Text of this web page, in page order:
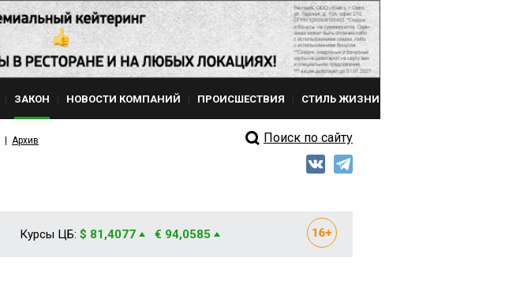
ЗАКОН НОВОСТИ КОМПАНИЙ ПРОИСШЕСТВИЯ СТИЛЬ ЖИЗНИ
Архив Поиск по сайту
Курсы ЦБ: $ 81,4077 € 94,0585